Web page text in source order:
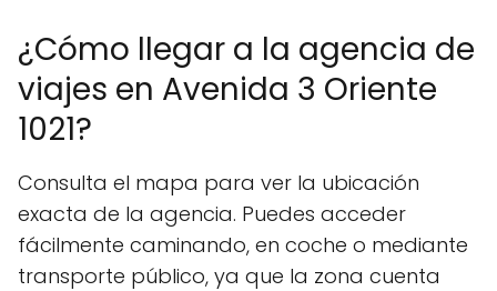
¿Cómo llegar a la agencia de
viajes en Avenida 3 Oriente
1021?
Consulta el mapa para ver la ubicación
exacta de la agencia. Puedes acceder
fácilmente caminando, en coche o mediante
transporte público, ya que la zona cuenta